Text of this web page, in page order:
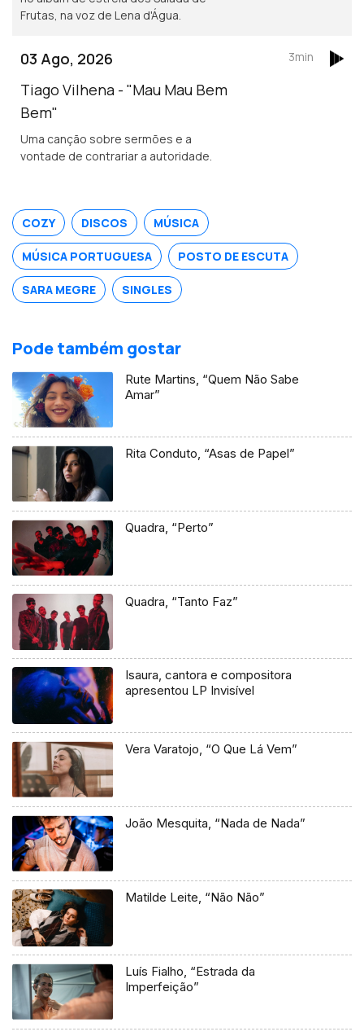
Frutas, na voz de Lena d'Água.
03 Ago, 2026
Tiago Vilhena - "Mau Mau Bem
Bem"
Uma canção sobre sermões e a
vontade de contrariar a autoridade.
3min
COZY DISCOS MÚSICA
MÚSICA PORTUGUESA POSTO DE ESCUTA
SARA MEGRE SINGLES
Pode também gostar
Rute Martins, “Quem Não Sabe
Amar”
Rita Conduto, “Asas de Papel”
Quadra, “Perto”
Quadra, “Tanto Faz”
Isaura, cantora e compositora
apresentou LP Invisível
Vera Varatojo, “O Que Lá Vem”
João Mesquita, “Nada de Nada”
Matilde Leite, “Não Não”
Luís Fialho, “Estrada da
Imperfeição”